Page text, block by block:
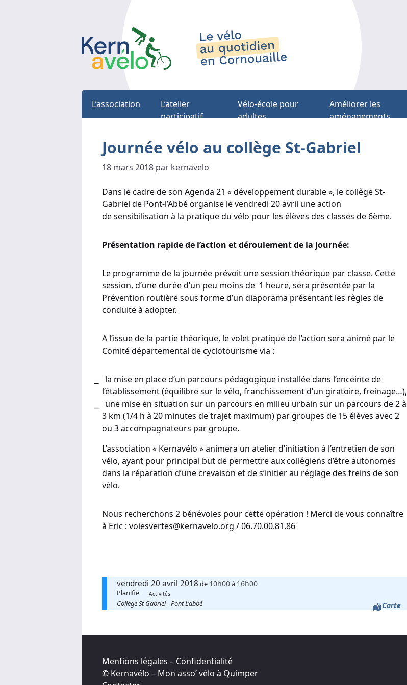
L’association
L’atelier
participatif
Vélo-école pour
adultes
Améliorer les
aménagements
Journée vélo au collège St-Gabriel
18 mars 2018 par kernavelo
Dans le cadre de son Agenda 21 « développement durable », le collège St-
Gabriel de Pont-l’Abbé organise le vendredi 20 avril une action
de sensibilisation à la pratique du vélo pour les élèves des classes de 6ème.
Présentation rapide de l’action et déroulement de la journée:
Le programme de la journée prévoit une session théorique par classe. Cette
session, d’une durée d’un peu moins de 1 heure, sera présentée par la
Prévention routière sous forme d’un diaporama présentant les règles de
conduite à adopter.
A l’issue de la partie théorique, le volet pratique de l’action sera animé par le
Comité départemental de cyclotourisme via :
la mise en place d’un parcours pédagogique installée dans l’enceinte de
l’établissement (équilibre sur le vélo, franchissement d’un giratoire, freinage…),
une mise en situation sur un parcours en milieu urbain sur un parcours de 2 à
3 km (1/4 h à 20 minutes de trajet maximum) par groupes de 15 élèves avec 2
ou 3 accompagnateurs par groupe.
L’association « Kernavélo » animera un atelier d’initiation à l’entretien de son
vélo, ayant pour principal but de permettre aux collégiens d’être autonomes
dans la réparation d’une crevaison et de s’initier au réglage des freins de son
vélo.
Nous recherchons 2 bénévoles pour cette opération ! Merci de vous connaître
à Eric : voiesvertes@kernavelo.org / 06.70.00.81.86
vendredi 20 avril 2018 de 10h00à 16h00
Planifié Activités
Collège St Gabriel - Pont L'abbé Carte
Mentions légales – Confidentialité
© Kernavélo – Mon asso’ vélo à Quimper